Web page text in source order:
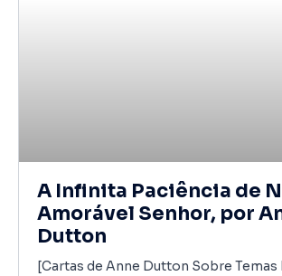
A Infinita Paciência de
Amorável Senhor, por
Dutton
[Cartas de Anne Dutton Sobre Temas